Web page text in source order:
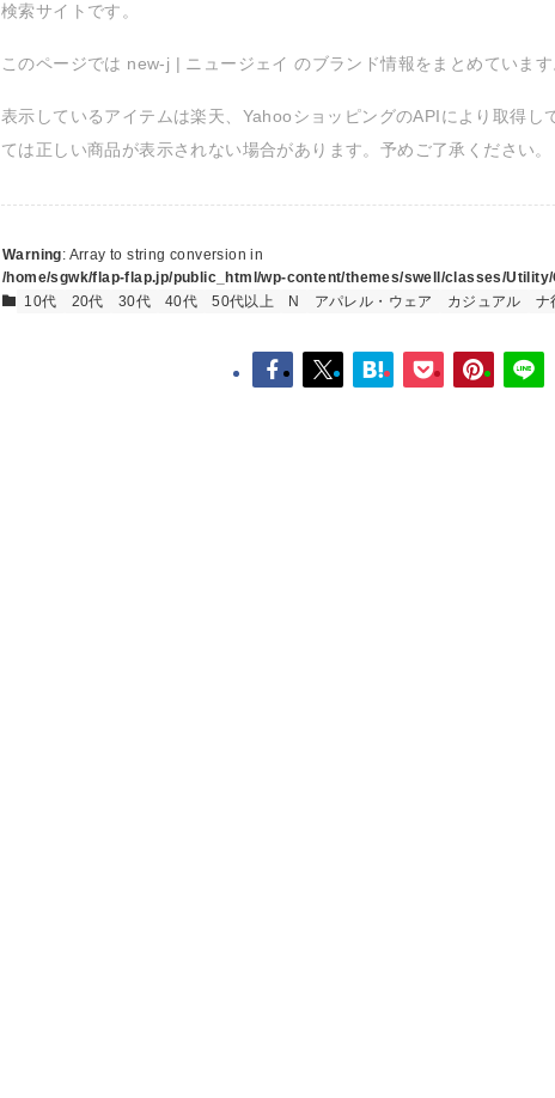
検索サイトです。
このページでは new-j | ニュージェイ のブランド情報をまとめています
表示しているアイテムは楽天、YahooショッピングのAPIにより取得し
ては正しい商品が表示されない場合があります。予めご了承ください。
Warning: Array to string conversion in
/home/sgwk/flap-flap.jp/public_html/wp-content/themes/swell/classes/Utility/
10代
20代 30代 40代 50代以上 N アパレル・ウェア カジュアル ナ